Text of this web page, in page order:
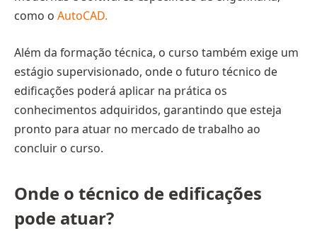
como o AutoCAD.
Além da formação técnica, o curso também exige um
estágio supervisionado, onde o futuro técnico de
edificações poderá aplicar na prática os
conhecimentos adquiridos, garantindo que esteja
pronto para atuar no mercado de trabalho ao
concluir o curso.
Onde o técnico de edificações
pode atuar?